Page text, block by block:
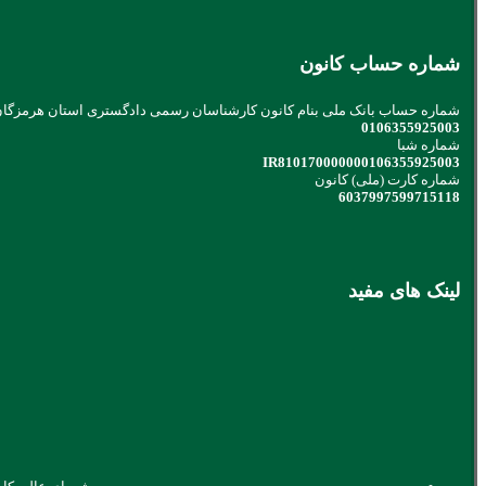
شماره حساب کانون
شماره حساب بانک ملی بنام کانون کارشناسان رسمی دادگستری استان
0106355925003
شماره شبا
IR810170000000106355925003
شماره کارت (ملی) کانون
6037997599715118
لینک های مفید